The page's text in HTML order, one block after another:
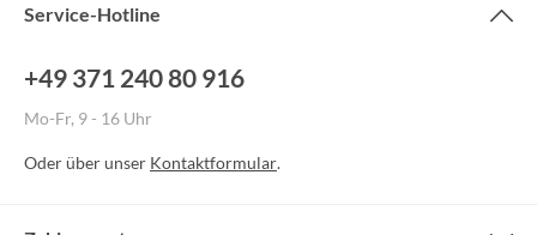
Service-Hotline
+49 371 240 80 916
Mo-Fr, 9 - 16 Uhr
Oder über unser Kontaktformular.